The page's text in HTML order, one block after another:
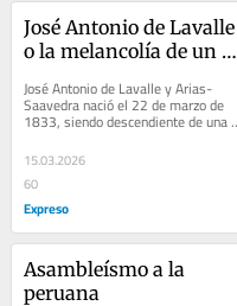
José Antonio de Lavalle
o la melancolía de un
José Antonio de Lavalle y Arias-
Saavedra nació el 22 de marzo de
1833, siendo descendiente de una
importante familia de la aristocracia
limeña....
15.03.2026
60
Expreso
Asambleísmo a la
peruana